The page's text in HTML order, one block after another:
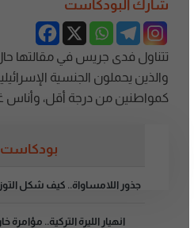
شارك البودكاست
تتناول فدى جريس في مقالتها
والذين يحملون الجنسية
كمواطنين من درجة أقل، وأناس
بودكاست
جذور اللامساواة.. كيف شكل
انهيار الليرة التركية..